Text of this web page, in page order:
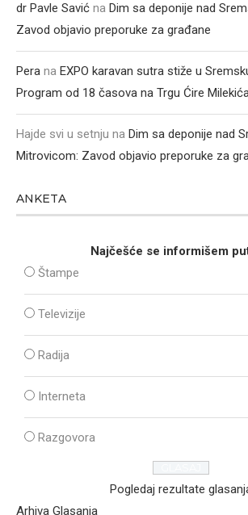
dr Pavle Savić na Dim sa deponije nad
Zavod objavio preporuke za građane
Pera na EXPO karavan sutra stiže u
Program od 18 časova na Trgu Ćire
Hajde svi u setnju na Dim sa deponije nad
Mitrovicom: Zavod objavio preporuke za
ANKETA
Najčešće se informišem
Štampe
Televizije
Radija
Interneta
Razgovora
Pogledaj rezultate
Arhiva Glasanja